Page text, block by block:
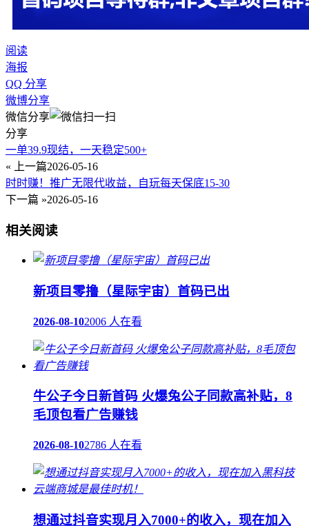
阅读
海报
QQ 分享
微博分享
微信分享
分享
一单39.9现结，一天稳定500+
« 上一篇2026-05-16
时时赚！推广无限代收益，自玩每天保底15-30
下一篇 »2026-05-16
相关阅读
新项目零撸（星际宇宙）首码已出
2026-08-102006 人在看
牛公子今日新首码 火爆兔公子同款高补贴，8
毛顶包看广告赚钱
2026-08-102786 人在看
想通过抖音实现月入7000+的收入，现在加入